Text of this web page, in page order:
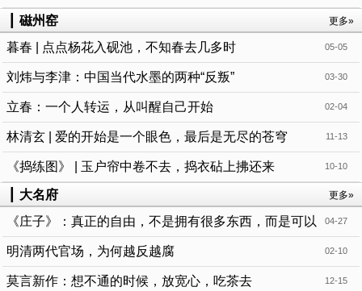
更多»
磁州窑
05-05
暮春 | 点点杨花入砚池，不知春去几多时
03-30
刘炜与李津：中国当代水墨的两种“反叛”
02-04
立春：一个人转运，从叫醒自己开始
11-13
林清玄 | 爱的开始是一个眼色，最后是无尽的苍穹
10-10
《捣练图》 | 玉户帘中卷不去，捣衣砧上拂还来
更多»
大名府
04-27
《庄子》：真正的自由，不是拥有很多东西，而是可以
不依赖任何东西 02-10
明清两代官场，为何越反越腐
12-15
莫言新作：想不通的时候，放宽心，吃茶去